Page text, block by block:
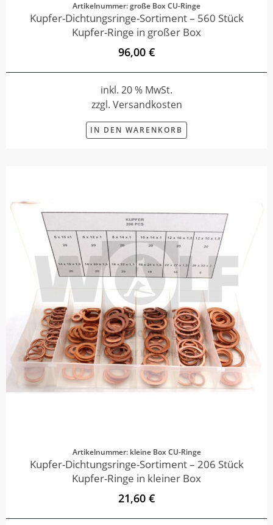
Artikelnummer: große Box CU-Ringe
Kupfer-Dichtungsringe-Sortiment – 560 Stück
Kupfer-Ringe in großer Box
96,00 €
inkl. 20 % MwSt.
zzgl. Versandkosten
IN DEN WARENKORB
Artikelnummer: kleine Box CU-Ringe
Kupfer-Dichtungsringe-Sortiment – 206 Stück
Kupfer-Ringe in kleiner Box
21,60 €